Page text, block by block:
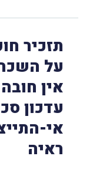
על
עדכון
אי-
ראיה